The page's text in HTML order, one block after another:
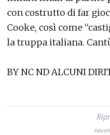
con costrutto di far
Cooke, così come
la truppa italiana.
BY NC ND ALCUNI